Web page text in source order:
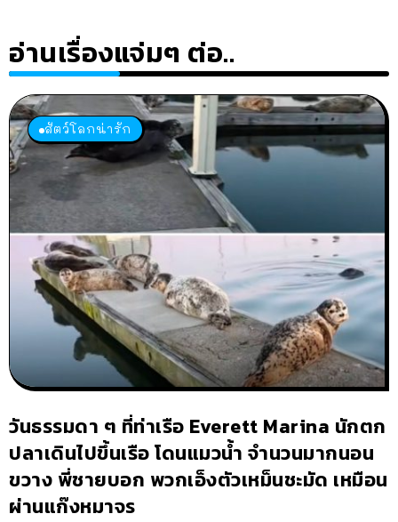
อ่านเรื่องแจ่มๆ ต่อ..
สัตว์โลกน่ารัก
วันธรรมดา ๆ ที่ท่าเรือ Everett Marina นักตก
ปลาเดินไปขึ้นเรือ โดนแมวน้ำ จำนวนมากนอน
ขวาง พี่ชายบอก พวกเอ็งตัวเหม็นชะมัด เหมือน
ผ่านแก๊งหมาจร